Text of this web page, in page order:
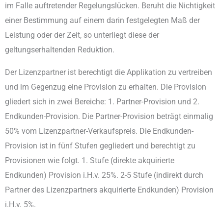
im Falle auftretender Regelungslücken. Beruht die Nichtigkeit
einer Bestimmung auf einem darin festgelegten Maß der
Leistung oder der Zeit, so unterliegt diese der
geltungserhaltenden Reduktion.
Der Lizenzpartner ist berechtigt die Applikation zu vertreiben
und im Gegenzug eine Provision zu erhalten. Die Provision
gliedert sich in zwei Bereiche: 1. Partner-Provision und 2.
Endkunden-Provision. Die Partner-Provision beträgt einmalig
50% vom Lizenzpartner-Verkaufspreis. Die Endkunden-
Provision ist in fünf Stufen gegliedert und berechtigt zu
Provisionen wie folgt. 1. Stufe (direkte akquirierte
Endkunden) Provision i.H.v. 25%. 2-5 Stufe (indirekt durch
Partner des Lizenzpartners akquirierte Endkunden) Provision
i.H.v. 5%.